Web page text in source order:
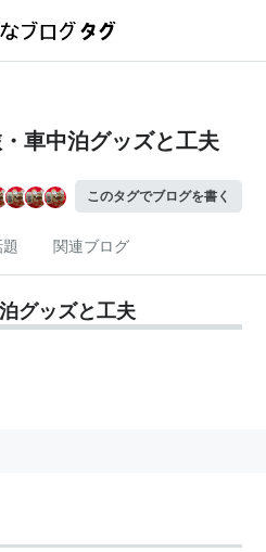
車中泊グッズと工夫
このタグでブログを書く
関連ブログ
グッズと工夫